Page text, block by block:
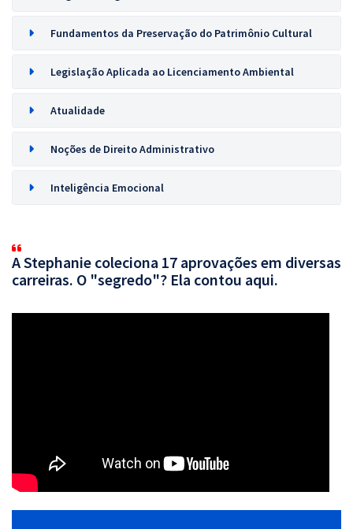
Fundamentos da Preservação do Patrimônio Cultural
Legislação Aplicada ao Licenciamento Ambiental
Atualidade
Noções de Direito Administrativo
Inteligência Emocional
A Stephanie coleciona 17 aprovações em diversas
carreiras. O "segredo"? Ela contou aqui.